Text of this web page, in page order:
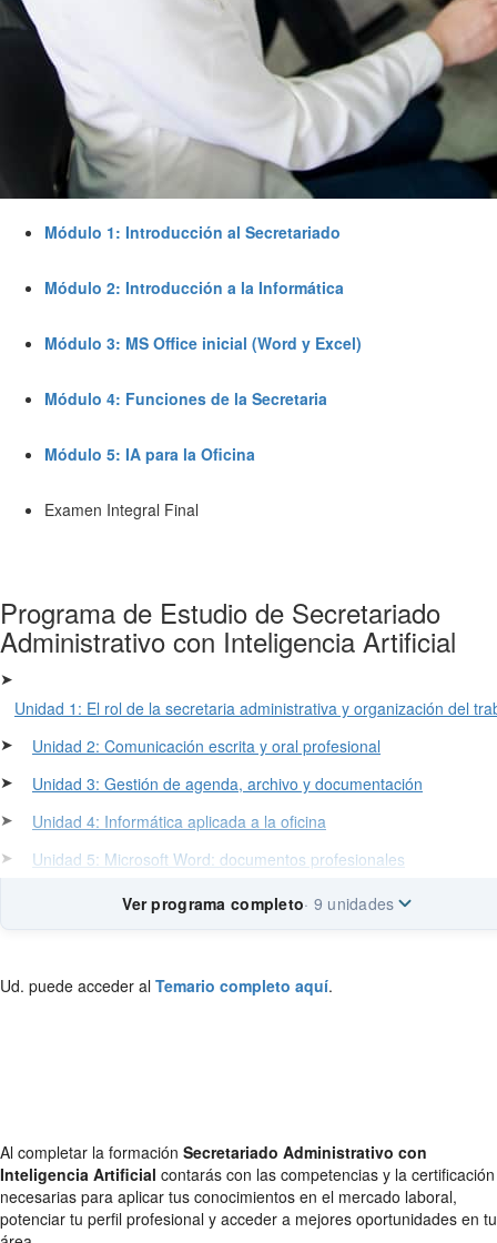
Módulo 1: Introducción al Secretariado
Módulo 2: Introducción a la Informática
Módulo 3: MS Office inicial (Word y Excel)
Módulo 4: Funciones de la Secretaria
Módulo 5: IA para la Oficina
Examen Integral Final
Programa de Estudio de Secretariado
Administrativo con Inteligencia Artificial
➤
Unidad 1: El rol de la secretaria administrativa y organización del
➤
Unidad 2: Comunicación escrita y oral profesional
➤
Unidad 3: Gestión de agenda, archivo y documentación
➤
Unidad 4: Informática aplicada a la oficina
➤
Unidad 5: Microsoft Word: documentos profesionales
Ver programa completo· 9 unidades
Ud. puede acceder al Temario completo aquí.
Al completar la formación Secretariado Administrativo con
Inteligencia Artificial contarás con las competencias y la certificación
necesarias para aplicar tus conocimientos en el mercado laboral,
potenciar tu perfil profesional y acceder a mejores oportunidades en tu